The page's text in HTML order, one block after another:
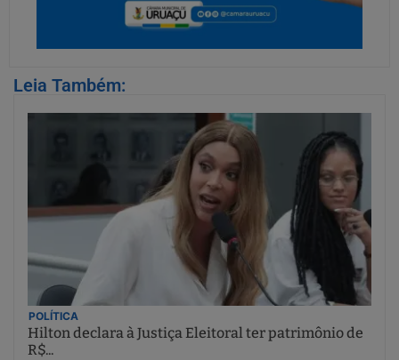
Leia Também:
POLÍTICA
Hilton declara à Justiça Eleitoral ter patrimônio de
R$...